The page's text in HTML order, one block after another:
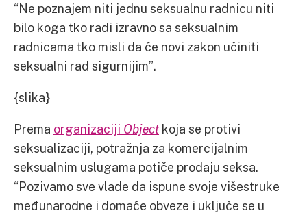
“Ne poznajem niti jednu seksualnu radnicu niti
bilo koga tko radi izravno sa seksualnim
radnicama tko misli da će novi zakon učiniti
seksualni rad sigurnijim”.
{slika}
Prema organizaciji Object koja se protivi
seksualizaciji, potražnja za komercijalnim
seksualnim uslugama potiče prodaju seksa.
“Pozivamo sve vlade da ispune svoje višestruke
međunarodne i domaće obveze i uključe se u